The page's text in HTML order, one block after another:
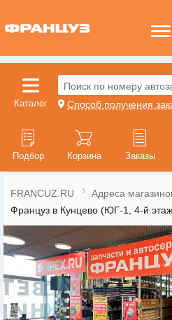
Каталог
Поиск по номеру
Способ получения
Подбор Корзина Заказы
FRANCUZ.RU
Адреса
Француз в Кунцево (ЮГ-1, 4-й